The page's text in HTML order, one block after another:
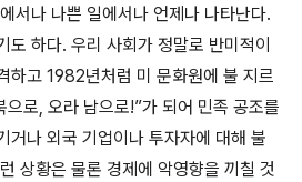
서나 나쁜 일에서나 언제나 나타난다.
도 하다. 우리 사회가 정말로 반미적이
하고 1982년처럼 미 문화원에 불 지르
로, 오라 남으로!”가 되어 민족 공조를
거나 외국 기업이나 투자자에 대해 불
상황은 물론 경제에 악영향을 끼칠 것